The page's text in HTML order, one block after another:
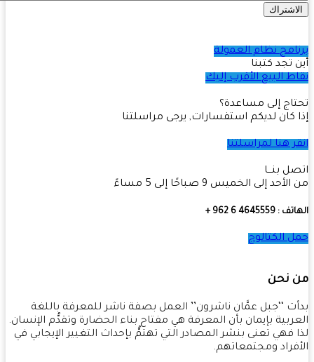
نظام العمولة
تجد كتبنا
البيع الأقرب إليك
إلى مساعدة؟
كان لديكم استفسارات, يرجى مراسلتنا
هنا لمراسلتنا
بنـــا
إلى الخميس 9 صباحًا إلى 5 مساءً
6 962 +
الكتالوج
نحن
‘‘جبل عمَّان ناشرون’’ العمل بصفة ناشر للمعرفة باللغة
بإيمان بأن المعرفة هي مفتاح بناء الحضارة وتقدُّم الإنسان.
فهي تعنى بنشر المصادر التي تهتمُّ بإحداث التغيير الإيجابي في
ومجتمعاتهم.